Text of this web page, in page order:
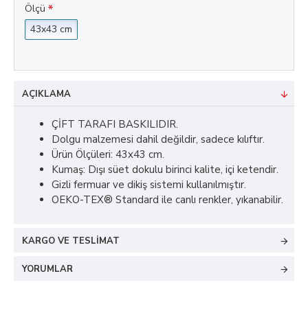
Ölçü
43x43 cm
AÇIKLAMA
ÇİFT TARAFI BASKILIDIR.
Dolgu malzemesi dahil değildir, sadece kılıftır.
Ürün Ölçüleri: 43x43 cm.
Kumaş: Dışı süet dokulu birinci kalite, içi ketendir.
Gizli fermuar ve dikiş sistemi kullanılmıştır.
OEKO-TEX® Standard ile canlı renkler, yıkanabilir.
KARGO VE TESLIMAT
YORUMLAR